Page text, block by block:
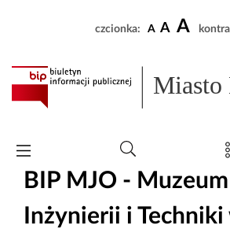
czcionka: A A A
BIP MJO - Muzeum
Inżynierii i Techniki